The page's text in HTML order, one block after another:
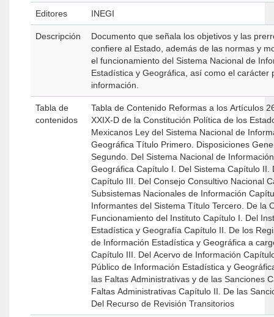
Editores INEGI
Descripción
Documento que señala los objetivos y las
confiere al Estado, además de las normas y
el funcionamiento del Sistema Nacional de
Estadística y Geográfica, así como el carácter
información.
Tabla de
contenidos
Tabla de Contenido Reformas a los Artículos 26 y 73 Fracción
XXIX-D de la Constitución Política de los
Mexicanos Ley del Sistema Nacional de Información Estadística y
Geográfica Título Primero. Disposiciones Generales Título
Segundo. Del Sistema Nacional de
Geográfica Capítulo I. Del Sistema Capítulo II. De la Programació
Capítulo III. Del Consejo Consultivo Nacional Capítulo IV. De los
Subsistemas Nacionales de Información Capítulo V. De los
Informantes del Sistema Título Tercero. De la Organización y
Funcionamiento del Instituto Capítulo I. Del Instituto Nacional de
Estadística y Geografía Capítulo II. De los Registros Nacionales
de Información Estadística y Geográfica a
Capítulo III. Del Acervo de Información Capítulo IV. Del Servicio
Público de Información Estadística y Geográfica Título Cuarto.
las Faltas Administrativas y de las Sanciones Capítulo I. De las
Faltas Administrativas Capítulo II. De las Sanciones Título Quinto.
Del Recurso de Revisión Transitorios